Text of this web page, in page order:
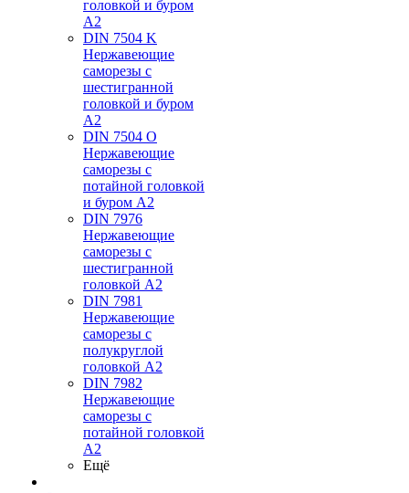
головкой и буром
А2
DIN 7504 K
Нержавеющие
саморезы с
шестигранной
головкой и буром
А2
DIN 7504 O
Нержавеющие
саморезы с
потайной головкой
и буром А2
DIN 7976
Нержавеющие
саморезы с
шестигранной
головкой А2
DIN 7981
Нержавеющие
саморезы с
полукруглой
головкой А2
DIN 7982
Нержавеющие
саморезы с
потайной головкой
А2
Ещё